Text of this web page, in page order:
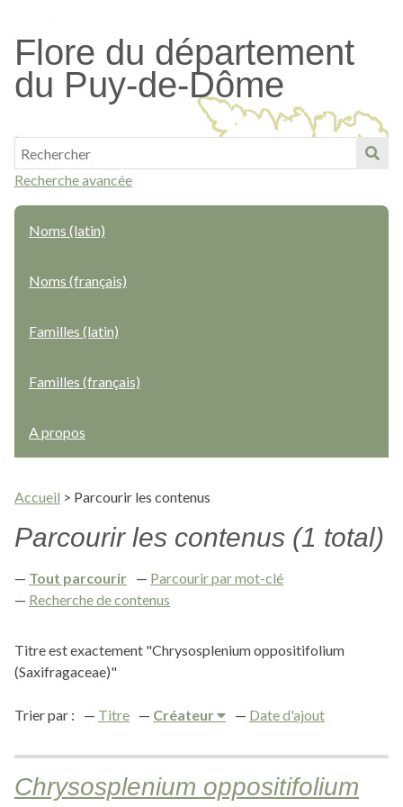
contenu
principal
Flore du département
du Puy-de-Dôme
Recherche avancée
Noms (latin)
Noms (français)
Familles (latin)
Familles (français)
A propos
Accueil > Parcourir les contenus
Parcourir les contenus (1 total)
Tout parcourir
Parcourir par mot-clé
Recherche de contenus
Titre est exactement "Chrysosplenium oppositifolium
(Saxifragaceae)"
Trier par : Titre Créateur Date d'ajout
Chrysosplenium oppositifolium